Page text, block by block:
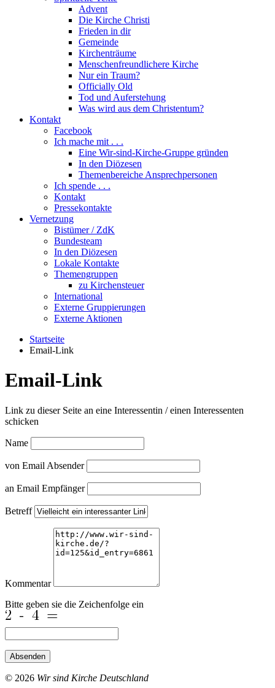
Advent
Die Kirche Christi
Frieden in dir
Gemeinde
Kirchenträume
Menschenfreundlichere Kirche
Nur ein Traum?
Officially Old
Tod und Auferstehung
Was wird aus dem Christentum?
Kontakt
Facebook
Ich mache mit . . .
Eine Wir-sind-Kirche-Gruppe gründen
In den Diözesen
Themenbereiche Ansprechpersonen
Ich spende . . .
Kontakt
Pressekontakte
Vernetzung
Bistümer / ZdK
Bundesteam
In den Diözesen
Lokale Kontakte
Themengruppen
zu Kirchensteuer
International
Externe Gruppierungen
Externe Aktionen
Startseite
Email-Link
Email-Link
Link zu dieser Seite an eine Interessentin / einen Interessenten
schicken
Name
von Email Absender
an Email Empfänger
Betreff
Kommentar
Bitte geben sie die Zeichenfolge ein
Absenden
© 2026 Wir sind Kirche Deutschland